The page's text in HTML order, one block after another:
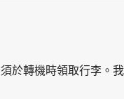
於轉機時領取行李。